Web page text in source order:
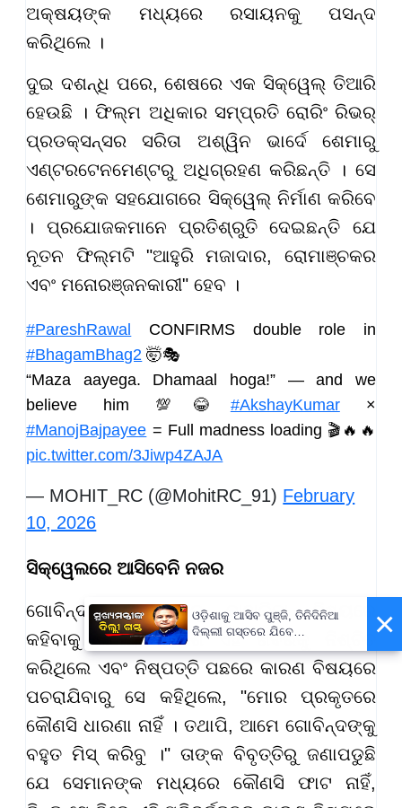
ଅକ୍ଷୟଙ୍କ ମଧ୍ୟରେ ରସାୟନକୁ ପସନ୍ଦ
କରିଥିଲେ ।
ଦୁଇ ଦଶନ୍ଧି ପରେ, ଶେଷରେ ଏକ ସିକ୍ୱେଲ୍ ତିଆରି
ହେଉଛି । ଫିଲ୍ମ ଅଧିକାର ସମ୍ପ୍ରତି ରୋରିଂ ରିଭର୍
ପ୍ରଡକ୍ସନ୍ସର ସରିତା ଅଶ୍ୱିନ ଭାର୍ଦେ ଶେମାରୁ
ଏଣ୍ଟରଟେନମେଣ୍ଟରୁ ଅଧିଗ୍ରହଣ କରିଛନ୍ତି । ସେ
ଶେମାରୁଙ୍କ ସହଯୋଗରେ ସିକ୍ୱେଲ୍ ନିର୍ମାଣ କରିବେ
। ପ୍ରଯୋଜକମାନେ ପ୍ରତିଶ୍ରୁତି ଦେଇଛନ୍ତି ଯେ
ନୂତନ ଫିଲ୍ମଟି "ଆହୁରି ମଜାଦାର, ରୋମାଞ୍ଚକର
ଏବଂ ମନୋରଞ୍ଜନକାରୀ" ହେବ ।
#PareshRawal
CONFIRMS double role in
#BhagamBhag2 🤯🎭
“Maza aayega. Dhamaal hoga!” — and we
believe him 💯😂 #AkshayKumar×
#ManojBajpayee = Full madness loading 🎬🔥🔥
pic.twitter.com/3Jiwp4ZAJA
— MOHIT_RC (@MohitRC_91) February
10, 2026
ସିକ୍ୱେଲରେ ଆସିବେନି ନଜର
ଗୋବିନ୍ଦାଙ୍କ ଫିଲ୍ମରୁ ବାହାରିବା ବିଷୟରେ
କହିବାକୁ ଗଲେ, ପରେଶ ଏହି ଖବରକୁ ନିଶ୍ଚିତ
କରିଥିଲେ ଏବଂ ନିଷ୍ପତ୍ତି ପଛରେ କାରଣ ବିଷୟରେ
ପଚରାଯିବାରୁ ସେ କହିଥିଲେ, "ମୋର ପ୍ରକୃତରେ
କୌଣସି ଧାରଣା ନାହିଁ । ତଥାପି, ଆମେ ଗୋବିନ୍ଦଙ୍କୁ
ବହୁତ ମିସ୍ କରିବୁ ।" ତାଙ୍କ ବିବୃତ୍ତିରୁ ଜଣାପଡୁଛି
ଯେ ସେମାନଙ୍କ ମଧ୍ୟରେ କୌଣସି ଫାଟ ନାହିଁ,
×
ଓଡ଼ିଶାକୁ ଆସିବ ପୁଞ୍ଜି, ତିନିଦିନିଆ
ଦିଲ୍ଲୀ ଗସ୍ତରେ ଯିବେ
ମୁଖ୍ୟମନ୍ତ୍ରୀ ମୋହନ ମାଝୀ